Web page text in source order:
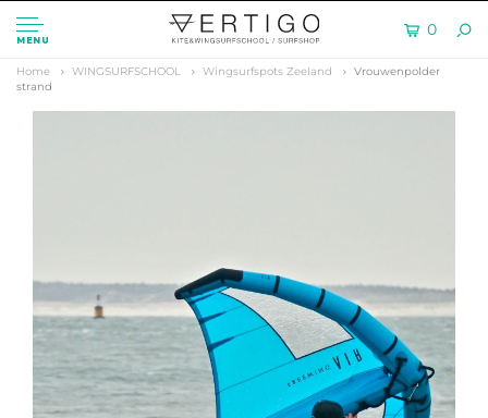
MENU
0
Home WINGSURFSCHOOL Wingsurfspots Zeeland
Vrouwenpolder
strand